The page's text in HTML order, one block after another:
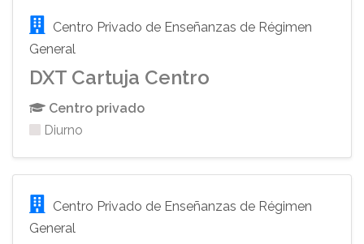
Centro Privado de Enseñanzas de Régimen
General
DXT Cartuja Centro
Centro privado
Diurno
Centro Privado de Enseñanzas de Régimen
General